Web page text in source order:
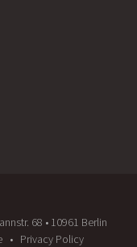
68 • 10961 Berlin
Privacy Policy